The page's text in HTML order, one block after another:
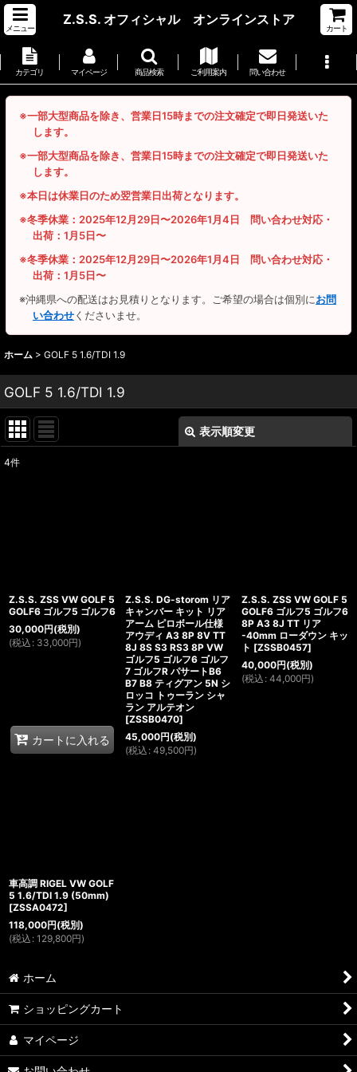
メニュー
Z.S.S. オフィシャル オンラインストア
カート
カテゴリ マイページ 商品検索 ご利用案内 問い合わせ
※一部大型商品を除き、営業日15時までの注文確定で即日発送いた
します。
※一部大型商品を除き、営業日15時までの注文確定で即日発送いた
します。
※本日は休業日のため翌営業日出荷となります。
※冬季休業：2025年12月29日〜2026年1月4日 問い合わせ対応・
出荷：1月5日〜
※冬季休業：2025年12月29日〜2026年1月4日 問い合わせ対応・
出荷：1月5日〜
※沖縄県への配送はお見積りとなります。ご希望の場合は個別にお問
い合わせくださいませ。
ホーム > GOLF 5 1.6/TDI 1.9
GOLF 5 1.6/TDI 1.9
表示順変更
4件
Z.S.S. ZSS VW GOLF 5
GOLF6 ゴルフ5 ゴルフ6
30,000円(税別)
(税込 : 33,000円)
カートに入れる
Z.S.S. DG-storom リア
キャンバー キット リア
アーム ピロボール仕様
アウディ A3 8P 8V TT
8J 8S S3 RS3 8P VW
ゴルフ5 ゴルフ6 ゴルフ
7 ゴルフR パサートB6
B7 B8 ティグアン 5N シ
ロッコ トゥーラン シャ
ラン アルテオン
[ZSSB0470]
45,000円(税別)
(税込 : 49,500円)
Z.S.S. ZSS VW GOLF 5
GOLF6 ゴルフ5 ゴルフ6
8P A3 8J TT リア
-40mm ローダウン キッ
ト [ZSSB0457]
40,000円(税別)
(税込 : 44,000円)
車高調 RIGEL VW GOLF
5 1.6/TDI 1.9 (50mm)
[ZSSA0472]
118,000円(税別)
(税込 : 129,800円)
ホーム
ショッピングカート
マイページ